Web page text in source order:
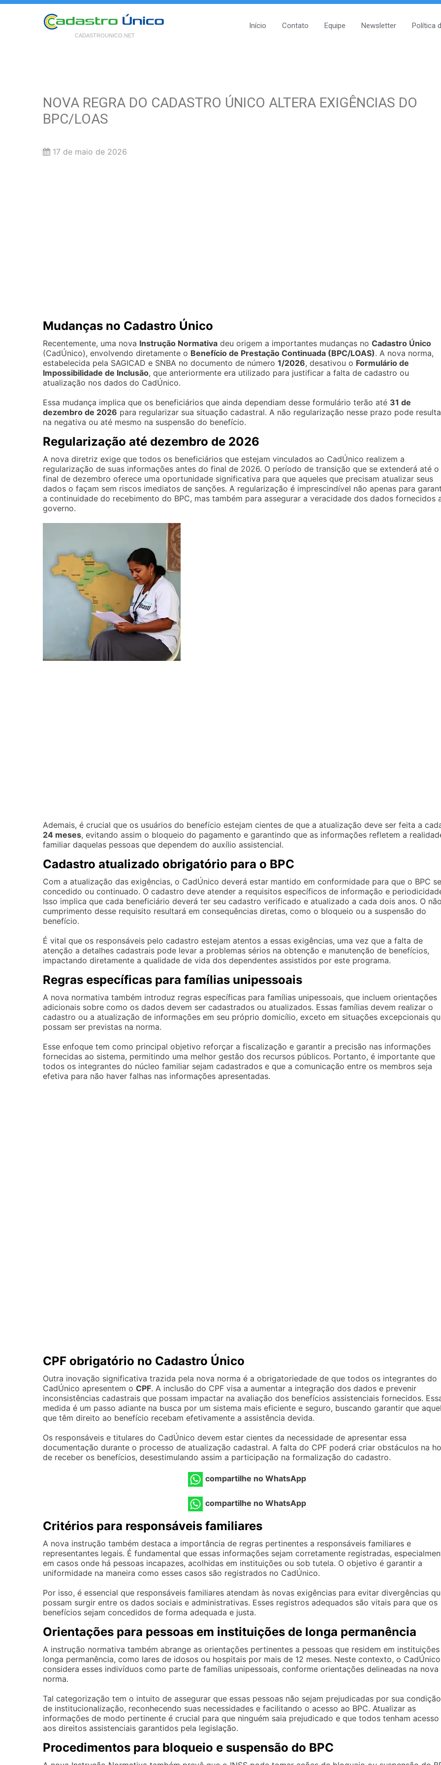
CADASTROUNICO.NET
Início Contato Equipe Newsletter Política
NOVA REGRA DO CADASTRO ÚNICO ALTERA EXIGÊNCIAS DO
BPC/LOAS
17 de maio de 2026
Mudanças no Cadastro Único
Recentemente, uma nova Instrução Normativa deu origem a importantes mudanças no Cadastro Único
(CadÚnico), envolvendo diretamente o Benefício de Prestação Continuada (BPC/LOAS). A nova norma,
estabelecida pela SAGICAD e SNBA no documento de número 1/2026, desativou o Formulário de
Impossibilidade de Inclusão, que anteriormente era utilizado para justificar a falta de cadastro ou
atualização nos dados do CadÚnico.
Essa mudança implica que os beneficiários que ainda dependiam desse formulário terão até 31 de
dezembro de 2026 para regularizar sua situação cadastral. A não regularização nesse prazo pode
na negativa ou até mesmo na suspensão do benefício.
Regularização até dezembro de 2026
A nova diretriz exige que todos os beneficiários que estejam vinculados ao CadÚnico realizem a
regularização de suas informações antes do final de 2026. O período de transição que se extenderá até o
final de dezembro oferece uma oportunidade significativa para que aqueles que precisam atualizar seus
dados o façam sem riscos imediatos de sanções. A regularização é imprescindível não apenas para
a continuidade do recebimento do BPC, mas também para assegurar a veracidade dos dados fornecidos
governo.
Ademais, é crucial que os usuários do benefício estejam cientes de que a atualização deve ser feita a
24 meses, evitando assim o bloqueio do pagamento e garantindo que as informações refletem a
familiar daquelas pessoas que dependem do auxílio assistencial.
Cadastro atualizado obrigatório para o BPC
Com a atualização das exigências, o CadÚnico deverá estar mantido em conformidade para que o BPC
concedido ou continuado. O cadastro deve atender a requisitos específicos de informação e
Isso implica que cada beneficiário deverá ter seu cadastro verificado e atualizado a cada dois anos. O não
cumprimento desse requisito resultará em consequências diretas, como o bloqueio ou a suspensão do
benefício.
É vital que os responsáveis pelo cadastro estejam atentos a essas exigências, uma vez que a falta de
atenção a detalhes cadastrais pode levar a problemas sérios na obtenção e manutenção de benefícios,
impactando diretamente a qualidade de vida dos dependentes assistidos por este programa.
Regras específicas para famílias unipessoais
A nova normativa também introduz regras específicas para famílias unipessoais, que incluem orientações
adicionais sobre como os dados devem ser cadastrados ou atualizados. Essas famílias devem realizar o
cadastro ou a atualização de informações em seu próprio domicílio, exceto em situações excepcionais
possam ser previstas na norma.
Esse enfoque tem como principal objetivo reforçar a fiscalização e garantir a precisão nas informações
fornecidas ao sistema, permitindo uma melhor gestão dos recursos públicos. Portanto, é importante que
todos os integrantes do núcleo familiar sejam cadastrados e que a comunicação entre os membros seja
efetiva para não haver falhas nas informações apresentadas.
CPF obrigatório no Cadastro Único
Outra inovação significativa trazida pela nova norma é a obrigatoriedade de que todos os integrantes do
CadÚnico apresentem o CPF. A inclusão do CPF visa a aumentar a integração dos dados e prevenir
inconsistências cadastrais que possam impactar na avaliação dos benefícios assistenciais fornecidos.
medida é um passo adiante na busca por um sistema mais eficiente e seguro, buscando garantir que
que têm direito ao benefício recebam efetivamente a assistência devida.
Os responsáveis e titulares do CadÚnico devem estar cientes da necessidade de apresentar essa
documentação durante o processo de atualização cadastral. A falta do CPF poderá criar obstáculos na
de receber os benefícios, desestimulando assim a participação na formalização do cadastro.
compartilhe no WhatsApp
compartilhe no WhatsApp
Critérios para responsáveis familiares
A nova instrução também destaca a importância de regras pertinentes a responsáveis familiares e
representantes legais. É fundamental que essas informações sejam corretamente registradas,
em casos onde há pessoas incapazes, acolhidas em instituições ou sob tutela. O objetivo é garantir a
uniformidade na maneira como esses casos são registrados no CadÚnico.
Por isso, é essencial que responsáveis familiares atendam às novas exigências para evitar divergências
possam surgir entre os dados sociais e administrativas. Esses registros adequados são vitais para que os
benefícios sejam concedidos de forma adequada e justa.
Orientações para pessoas em instituições de longa permanência
A instrução normativa também abrange as orientações pertinentes a pessoas que residem em
longa permanência, como lares de idosos ou hospitais por mais de 12 meses. Neste contexto, o CadÚnico
considera esses indivíduos como parte de famílias unipessoais, conforme orientações delineadas na nova
norma.
Tal categorização tem o intuito de assegurar que essas pessoas não sejam prejudicadas por sua condição
de institucionalização, reconhecendo suas necessidades e facilitando o acesso ao BPC. Atualizar as
informações de modo pertinente é crucial para que ninguém saia prejudicado e que todos tenham acesso
aos direitos assistenciais garantidos pela legislação.
Procedimentos para bloqueio e suspensão do BPC